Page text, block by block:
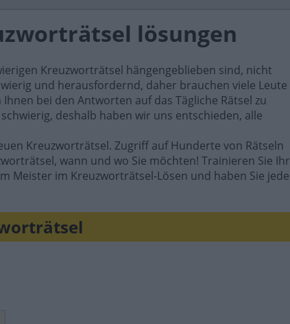
lösungen
Kreuzworträtsel hängengeblieben sind, nicht
und herausfordernd, daher brauchen viele Leute
bei den Antworten auf das Tägliche Rätsel zu
deshalb haben wir uns entschieden, alle
Kreuzworträtsel. Zugriff auf Hunderte von Rätseln
wann und wo Sie möchten! Trainieren Sie Ihr
Meister im Kreuzworträtsel-Lösen und haben Sie jede